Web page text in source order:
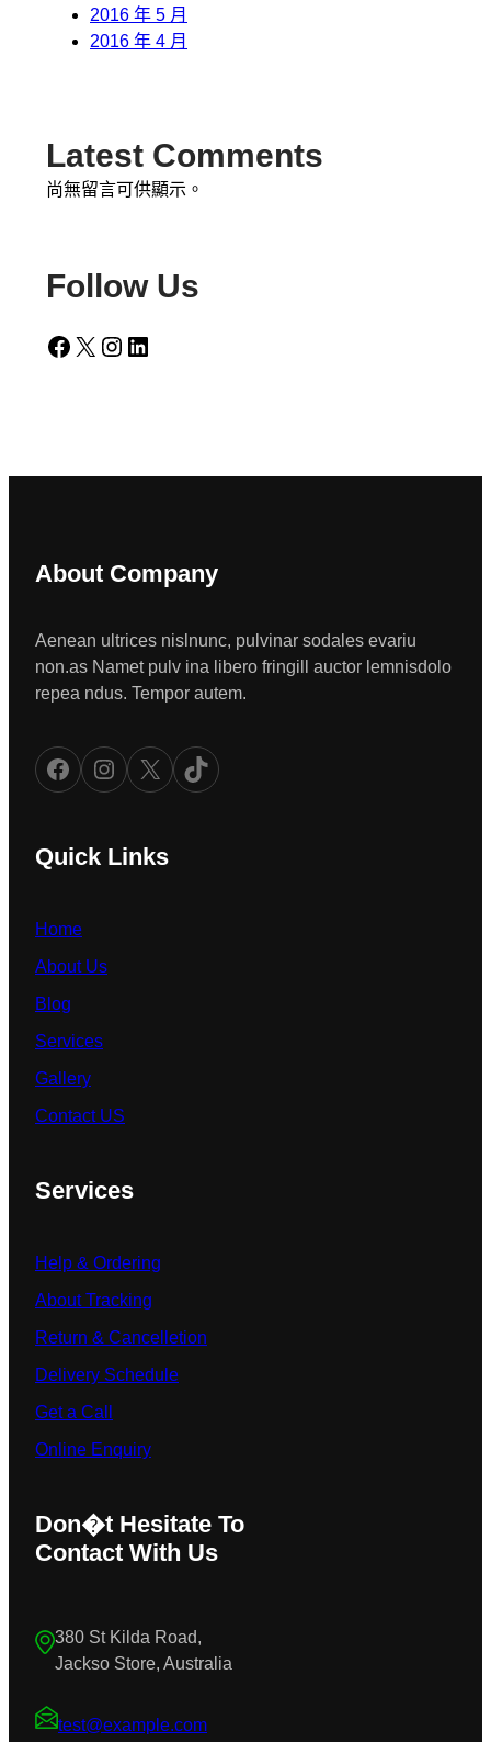
2016 年 5 月
2016 年 4 月
Latest Comments
尚無留言可供顯示。
Follow Us
Facebook X Instagram LinkedIn
About Company
Aenean ultrices nislnunc, pulvinar sodales evariu
non.as Namet pulv ina libero fringill auctor lemnisdolo
repea ndus. Tempor autem.
Facebook Instagram X TikTok
Quick Links
Home
About Us
Blog
Services
Gallery
Contact US
Services
Help & Ordering
About Tracking
Return & Cancelletion
Delivery Schedule
Get a Call
Online Enquiry
Don�t Hesitate To
Contact With Us
380 St Kilda Road,
Jackso Store, Australia
test@example.com